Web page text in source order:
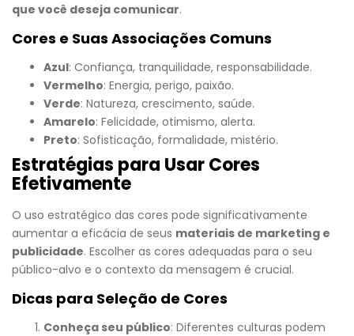
que você deseja comunicar.
Cores e Suas Associações Comuns
Azul: Confiança, tranquilidade, responsabilidade.
Vermelho: Energia, perigo, paixão.
Verde: Natureza, crescimento, saúde.
Amarelo: Felicidade, otimismo, alerta.
Preto: Sofisticação, formalidade, mistério.
Estratégias para Usar Cores
Efetivamente
O uso estratégico das cores pode significativamente
aumentar a eficácia de seus materiais de marketing e
publicidade. Escolher as cores adequadas para o seu
público-alvo e o contexto da mensagem é crucial.
Dicas para Seleção de Cores
Conheça seu público: Diferentes culturas podem